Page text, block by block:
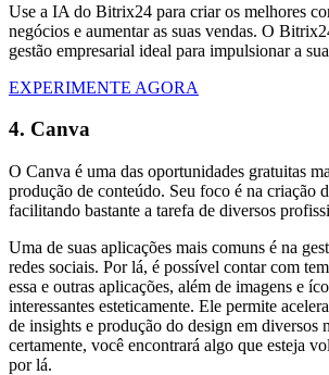
Use a IA do Bitrix24 para criar os melhores
negócios e aumentar as suas vendas. O
gestão empresarial ideal para impulsionar a
EXPERIMENTE AGORA
4. Canva
O Canva é uma das oportunidades gratuitas
produção de conteúdo. Seu foco é na criação
facilitando bastante a tarefa de diversos
Uma de suas aplicações mais comuns é na
redes sociais. Por lá, é possível contar com
essa e outras aplicações, além de imagens e
interessantes esteticamente. Ele permite
de insights e produção do design em diversos
certamente, você encontrará algo que esteja
por lá.